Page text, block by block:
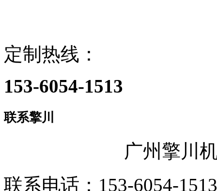
定制热线：
153-6054-1513
联系擎川
广州擎川
联系电话：153-6054-1513